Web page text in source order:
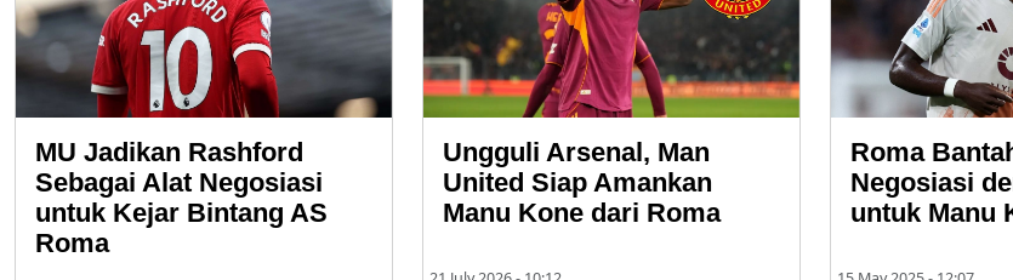
MU Jadikan Rashford
Sebagai Alat Negosiasi
untuk Kejar Bintang AS
Roma
Ungguli Arsenal, Man
United Siap Amankan
Manu Kone dari Roma
Roma
Negosiasi
untuk Manu